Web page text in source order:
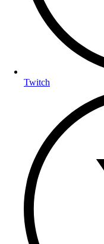
Twitch